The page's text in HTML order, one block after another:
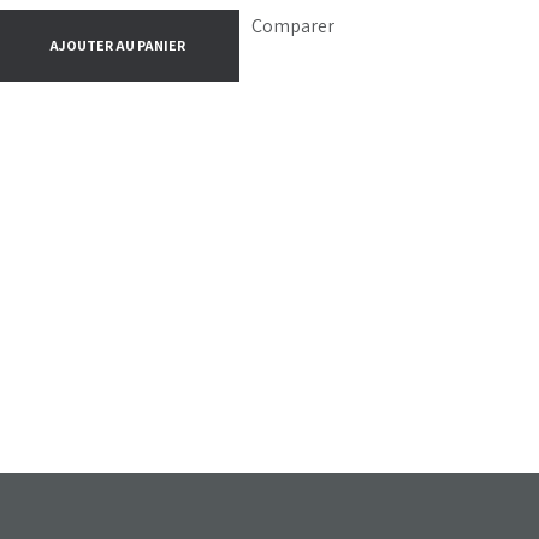
AJOUTER AU PANIER
Comparer